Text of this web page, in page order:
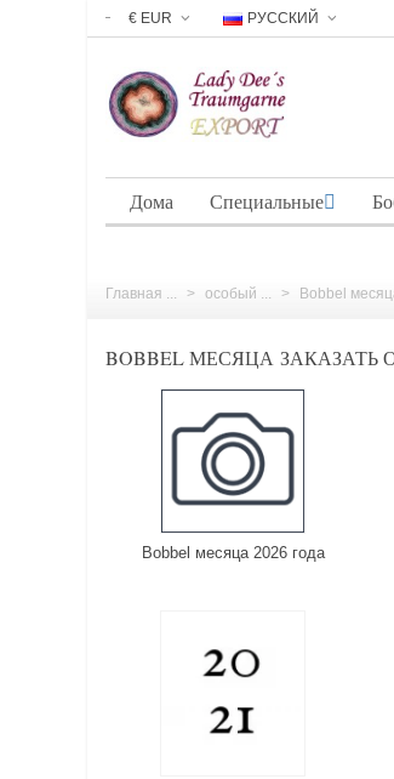
€ EUR РУССКИЙ
Дома Специальные
Главная ... > особый ... > Bobbel
BOBBEL МЕСЯЦА ЗАКАЗАТЬ
Bobbel месяца 2026 года